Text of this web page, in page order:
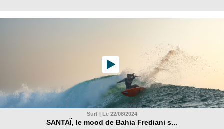
Surf | Le 22/08/2024
SANTAÏ, le mood de Bahia Frediani s...